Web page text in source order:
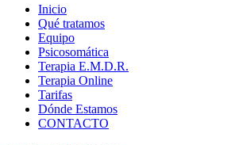
Inicio
Qué tratamos
Equipo
Psicosomática
Terapia E.M.D.R.
Terapia Online
Tarifas
Dónde Estamos
CONTACTO